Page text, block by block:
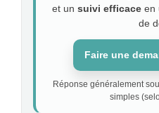
et un suivi efficaceen
de
Faire une
Réponse généralement
simples